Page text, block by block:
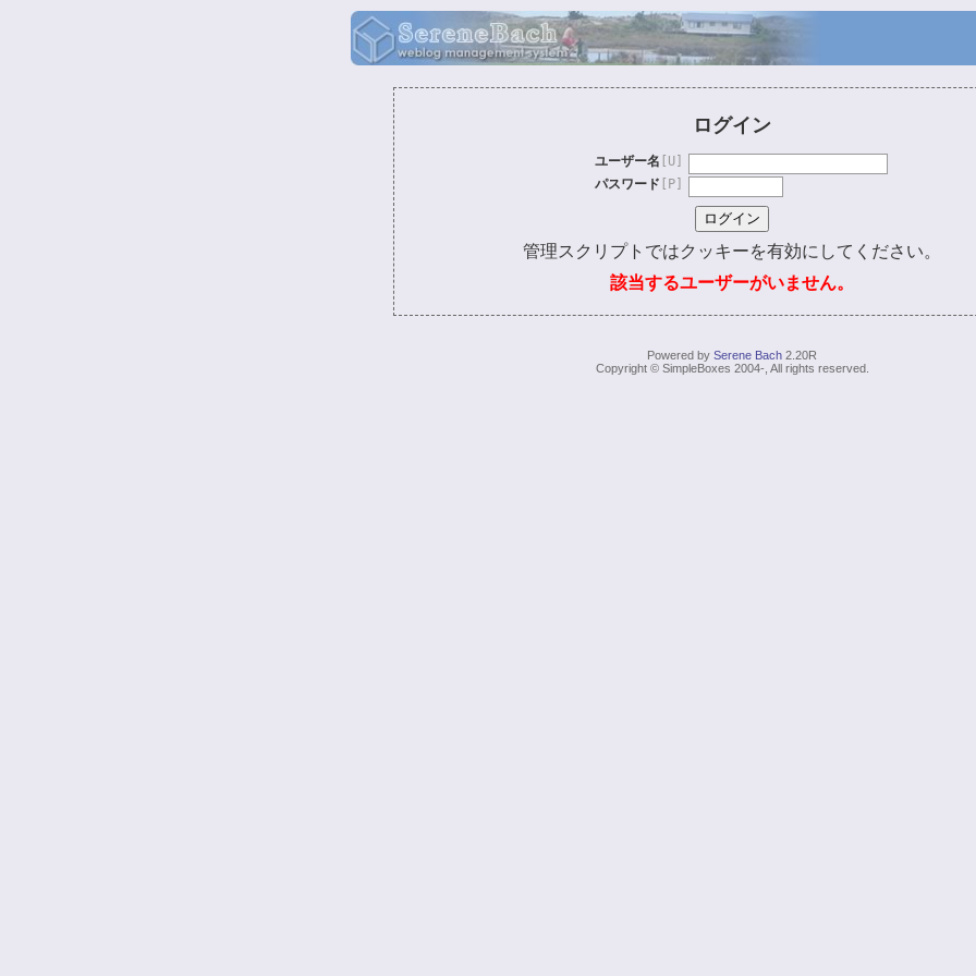
ログイン
ユーザー名 [U]
パスワード [P]
管理スクリプトではクッキーを有効にしてください。
該当するユーザーがいません。
Powered by Serene Bach 2.20R
Copyright © SimpleBoxes 2004-, All rights reserved.